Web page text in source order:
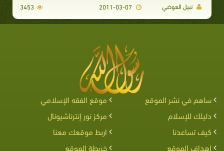
نبيل العوضي 3453
ساهم في نشر الموقع
موقع الفقه الإسلامي
دليلك للإسلام
مركز نور إنترناشيونال
كيف تساعدنا
اربط موقعك معنا
اهداف الموقع
خريطة الموقع